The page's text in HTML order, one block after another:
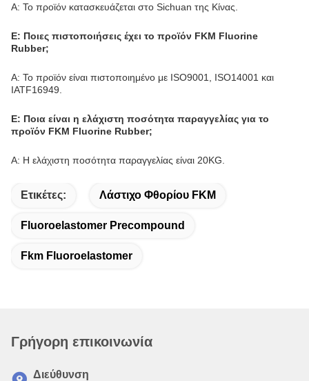
Α: Το προϊόν κατασκευάζεται στο Sichuan της Κίνας.
Ε: Ποιες πιστοποιήσεις έχει το προϊόν FKM Fluorine
Rubber;
Α: Το προϊόν είναι πιστοποιημένο με ISO9001, ISO14001 και
IATF16949.
Ε: Ποια είναι η ελάχιστη ποσότητα παραγγελίας για το
προϊόν FKM Fluorine Rubber;
Α: Η ελάχιστη ποσότητα παραγγελίας είναι 20KG.
Ετικέτες: Λάστιχο Φθορίου FKM
Fluoroelastomer Precompound
Fkm Fluoroelastomer
Γρήγορη επικοινωνία
Διεύθυνση